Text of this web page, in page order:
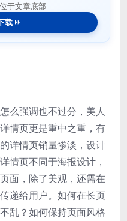
于文章底部
载
么强调也不过分，美人
情页更是重中之重，有
详情页销量惨淡，设计
情页不同于海报设计，
面，除了美观，还需在
递给用户。如何在长页
乱？如何保持页面风格